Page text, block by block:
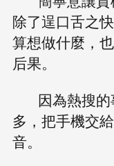
除了逞口舌之
算想做什麼，
后果。
因為熱搜
多，把手機交
音。